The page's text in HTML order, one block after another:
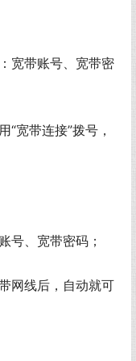
宽带账号、宽带密
宽带连接”拨号，
号、宽带密码；
网线后，自动就可